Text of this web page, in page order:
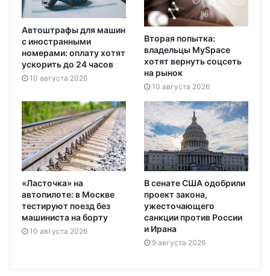
Автоштрафы для машин
с иностранными
номерами: оплату хотят
ускорить до 24 часов
10 августа 2026
Вторая попытка:
владельцы MySpace
хотят вернуть соцсеть
на рынок
10 августа 2026
«Ласточка» на
автопилоте: в Москве
тестируют поезд без
машиниста на борту
10 августа 2026
В сенате США одобрили
проект закона,
ужесточающего
санкции против России
и Ирана
9 августа 2026